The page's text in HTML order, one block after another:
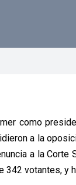
como
a la
a la Corte
342 votantes, y